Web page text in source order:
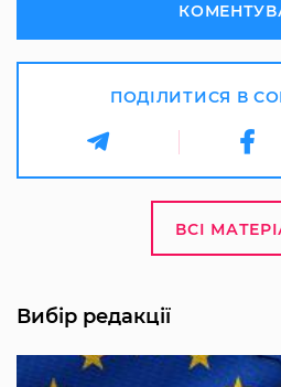
ПОДІЛИТИСЯ В
ВСІ
Вибір редакції